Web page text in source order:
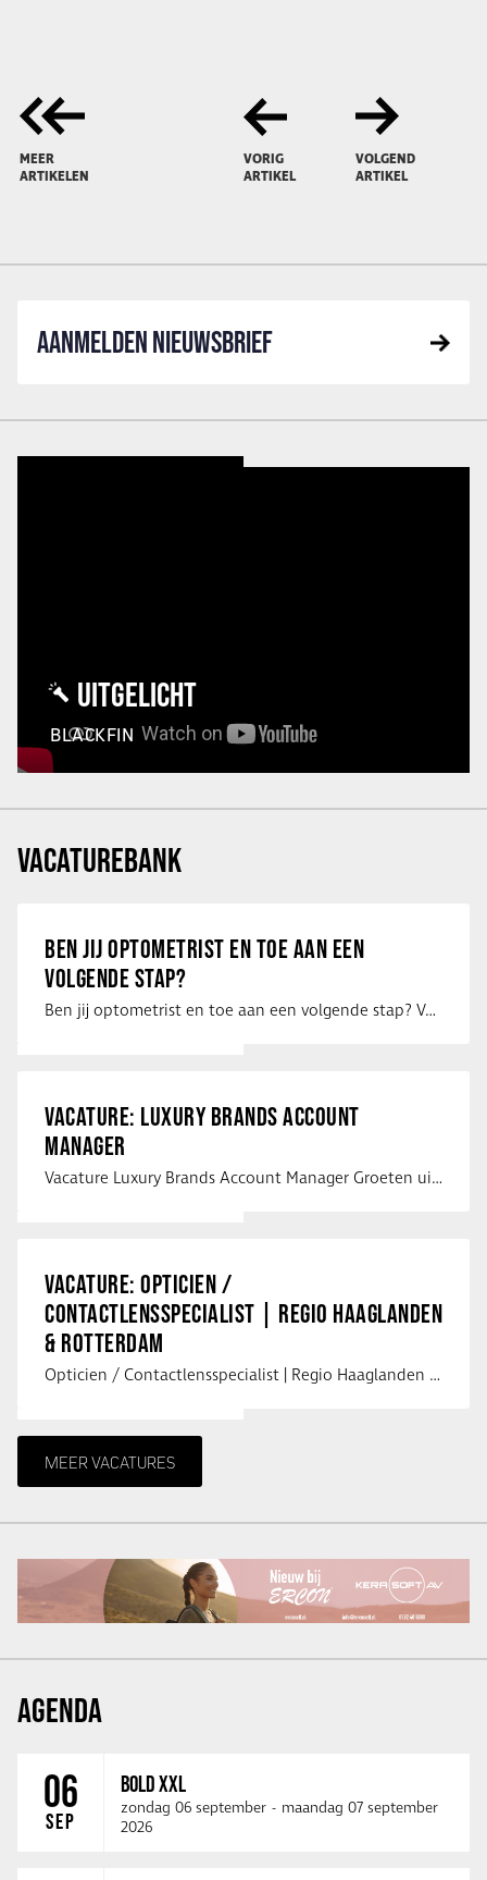
MEER
ARTIKELEN
VORIG
ARTIKEL
VOLGEND
ARTIKEL
AANMELDEN NIEUWSBRIEF
UITGELICHT
BLACKFIN
VACATUREBANK
BEN JIJ OPTOMETRIST EN TOE AAN EEN
VOLGENDE STAP?
Ben jij optometrist en toe aan een volgende stap? Voor een optiekketen is Eye …
VACATURE: LUXURY BRANDS ACCOUNT
MANAGER
Vacature Luxury Brands Account Manager Groeten uit Spanje! Vanaf mijn …
VACATURE: OPTICIEN /
CONTACTLENSSPECIALIST | REGIO HAAGLANDEN
& ROTTERDAM
Opticien / Contactlensspecialist | Regio Haaglanden & Rotterdam Saludos uit …
MEER VACATURES
AGENDA
06
SEP
BOLD XXL
zondag 06 september - maandag 07 september
2026